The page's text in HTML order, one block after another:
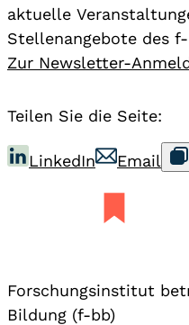
aktuelle
Stellenangebote des
Zur Newsletter-
Teilen Sie die Seite:
LinkedIn Email
Forschungsinstitut
Bildung (f-bb)